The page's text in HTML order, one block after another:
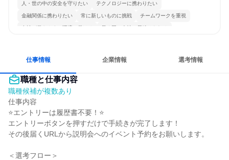
人・世の中の安全を守りたい テクノロジーに携わりたい
金融関係に携わりたい 常に新しいものに挑戦 チームワークを重視
女性が働きやすい環境で働ける 長く同じ会社に居続けられる
仕事情報 企業情報 選考情報
職種と仕事内容
職種候補が複数あり
仕事内容
⭐エントリーは履歴書不要！⭐
エントリーボタンを押すだけで手続きが完了します！
その後届くURLから説明会へのイベント予約をお願いします。
＜選考フロー＞